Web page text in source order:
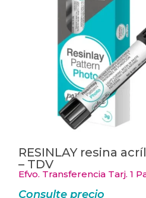
RESINLAY resina
– TDV
Efvo. Transferencia Tarj. 1
Consulte precio